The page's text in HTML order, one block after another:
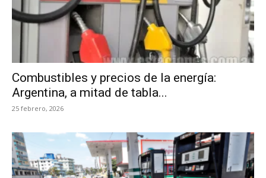
Combustibles y precios de la energía:
Argentina, a mitad de tabla...
25 febrero, 2026